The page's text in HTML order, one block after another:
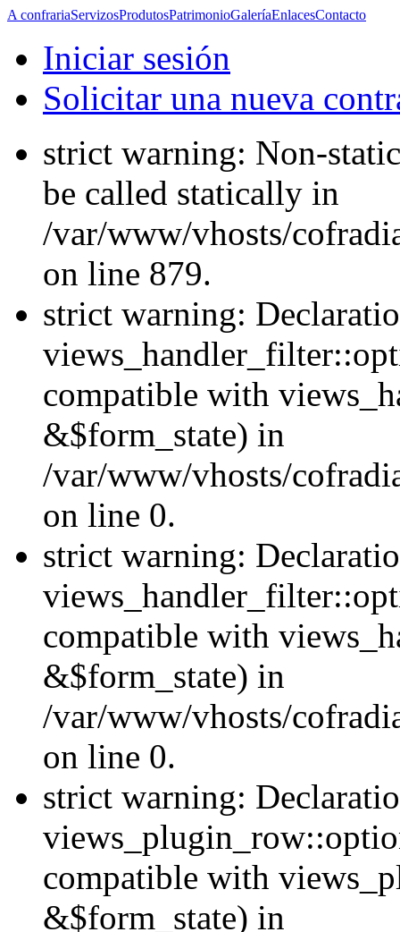
A confrariaServizosProdutosPatrimonioGaleríaEnlacesContacto
Iniciar sesión
Solicitar una nueva
strict warning: Non-
be called statically in
/var/www/vhosts/
on line 879.
strict warning:
compatible with
&$form_state) in
/var/www/vhosts/
on line 0.
strict warning:
compatible with
&$form_state) in
/var/www/vhosts/
on line 0.
strict warning:
compatible with
&$form_state) in